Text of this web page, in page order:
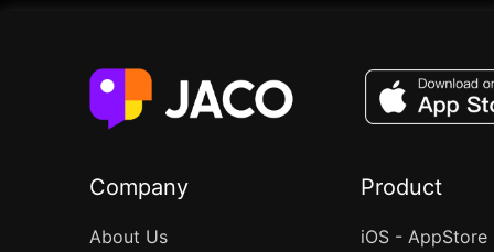
Company
About Us
Product
iOS - AppStore